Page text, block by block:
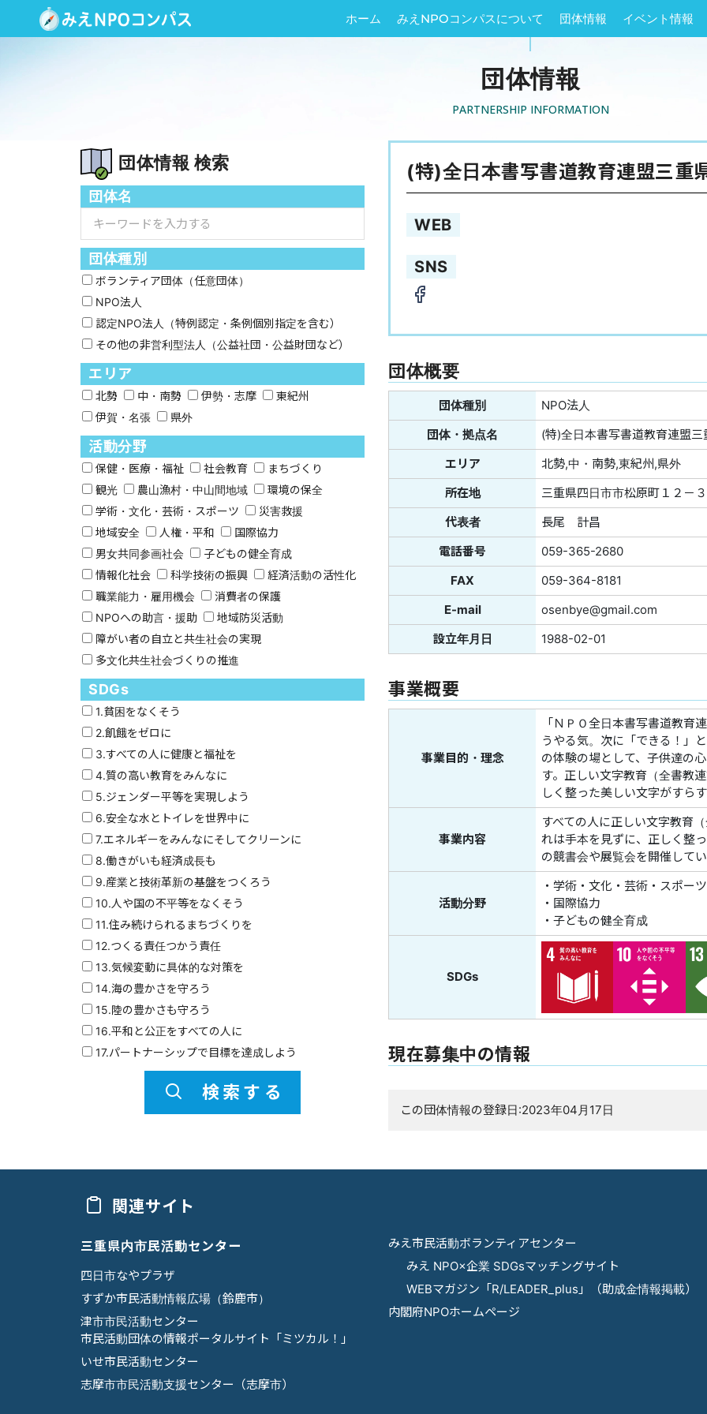
ホーム みえNPOコンパスについて 団体情報 イベント情報
団体情報
PARTNERSHIP INFORMATION
団体情報 検索
団体名
団体種別
ボランティア団体（任意団体）
NPO法人
認定NPO法人（特例認定・条例個別指定を含む）
その他の非営利型法人（公益社団・公益財団など）
エリア
北勢 中・南勢 伊勢・志摩
東紀州
伊賀・名張
県外
活動分野
保健・医療・福祉 社会教育
まちづくり
観光
農山漁村・中山間地域
環境の保全
学術・文化・芸術・スポーツ
災害救援
地域安全
人権・平和
国際協力
男女共同参画社会
子どもの健全育成
情報化社会
科学技術の振興
経済活動の活性化
職業能力・雇用機会
消費者の保護
NPOへの助言・援助
地域防災活動
障がい者の自立と共生社会の実現
多文化共生社会づくりの推進
SDGs
1.貧困をなくそう
2.飢餓をゼロに
3.すべての人に健康と福祉を
4.質の高い教育をみんなに
5.ジェンダー平等を実現しよう
6.安全な水とトイレを世界中に
7.エネルギーをみんなにそしてクリーンに
8.働きがいも経済成長も
9.産業と技術革新の基盤をつくろう
10.人や国の不平等をなくそう
11.住み続けられるまちづくりを
12.つくる責任つかう責任
13.気候変動に具体的な対策を
14.海の豊かさを守ろう
15.陸の豊かさも守ろう
16.平和と公正をすべての人に
17.パートナーシップで目標を達成しよう
検索する
(特)全日本書写書道教育連盟三重
WEB
SNS
団体概要
団体種別
NPO法人
団体・拠点名
(特)全日本書写書道教育連盟三
エリア
北勢,中・南勢,東紀州,県外
所在地
三重県四日市市松原町１２－３
代表者
長尾 計昌
電話番号
059-365-2680
FAX
059-364-8181
E-mail
osenbye@gmail.com
設立年月日
1988-02-01
事業概要
事業目的・理念
「ＮＰＯ全日本書写書道教育
うやる気。次に「できる！」
の体験の場として、子供達の
す。正しい文字教育（全書教
しく整った美しい文字がすら
事業内容
すべての人に正しい文字教育
れは手本を見ずに、正しく整
の競書会や展覧会を開催して
活動分野
・学術・文化・芸術・スポーツ
・国際協力
・子どもの健全育成
SDGs
現在募集中の情報
この団体情報の登録日:2023年04月17日
関連サイト
三重県内市民活動センター
四日市なやプラザ
すずか市民活動情報広場（鈴鹿市）
津市市民活動センター
市民活動団体の情報ポータルサイト「ミツカル！」
いせ市民活動センター
志摩市市民活動支援センター（志摩市）
みえ市民活動ボランティアセンター
みえ NPO×企業 SDGsマッチングサイト
WEBマガジン「R/LEADER_plus」（助成金情報掲載）
内閣府NPOホームページ